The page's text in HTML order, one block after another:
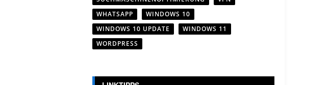
WHATSAPP
WINDOWS 10
WINDOWS 10 UPDATE
WINDOWS 11
WORDPRESS